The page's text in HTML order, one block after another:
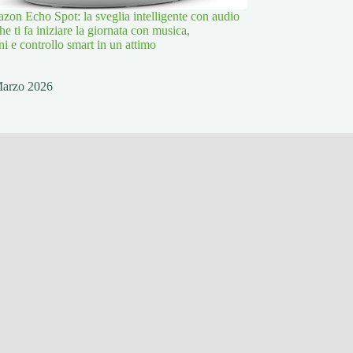
Echo Spot: la sveglia intelligente con audio
ti fa iniziare la giornata con musica,
e controllo smart in un attimo
2026